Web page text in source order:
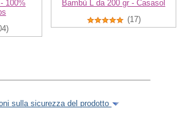
100%
Bambù L da 200 gr - Casasol
(17)
sulla sicurezza del prodotto